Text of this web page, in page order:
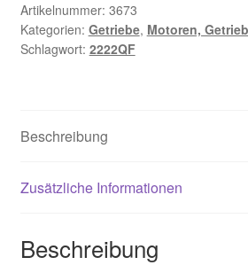
Artikelnummer: 3673
Kategorien: Getriebe, Motoren,
Schlagwort: 2222QF
Beschreibung
Zusätzliche Informationen
Beschreibung